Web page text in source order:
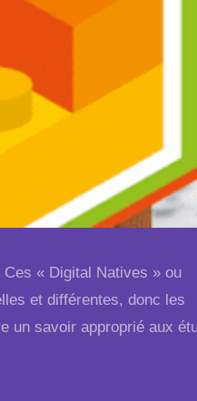
Ces « Digital Natives » ou
et différentes, donc les
un savoir approprié aux